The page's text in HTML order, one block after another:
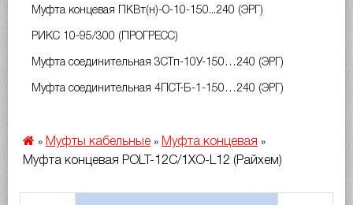
Муфта концевая ПКВт(н)-О-10-150...240 (ЭРГ)
РИКС 10-95/300 (ПРОГРЕСС)
Муфта соединительная 3СТп-10У-150…240 (ЭРГ)
Муфта соединительная 4ПСТ-Б-1-150…240 (ЭРГ)
» Муфты кабельные » Муфта концевая »
Муфта концевая POLT-12C/1XO-L12 (Райхем)